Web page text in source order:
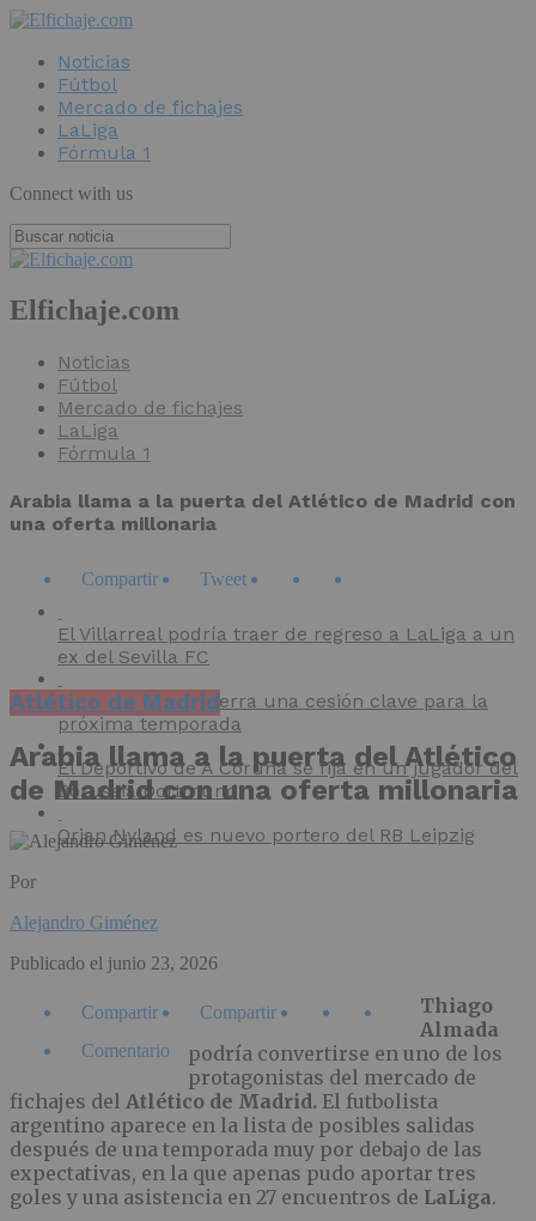
Noticias
Fútbol
Mercado de fichajes
LaLiga
Fórmula 1
Connect with us
Elfichaje.com
Noticias
Fútbol
Mercado de fichajes
LaLiga
Fórmula 1
Arabia llama a la puerta del Atlético de Madrid con
una oferta millonaria
Compartir Tweet
El Villarreal podría traer de regreso a LaLiga a un
ex del Sevilla FC
El CD Mirandés cierra una cesión clave para la
próxima temporada
El Deportivo de A Coruña se fija en un jugador del
Borussia Dortmund
Orjan Nyland es nuevo portero del RB Leipzig
Atlético de Madrid
Arabia llama a la puerta del Atlético
de Madrid con una oferta millonaria
Por
Alejandro Giménez
Publicado el junio 23, 2026
Compartir
Compartir
Comentario
Thiago
Almada
podría convertirse en uno de los
protagonistas del mercado de
fichajes del Atlético de Madrid. El futbolista
argentino aparece en la lista de posibles salidas
después de una temporada muy por debajo de las
expectativas, en la que apenas pudo aportar tres
goles y una asistencia en 27 encuentros de LaLiga.